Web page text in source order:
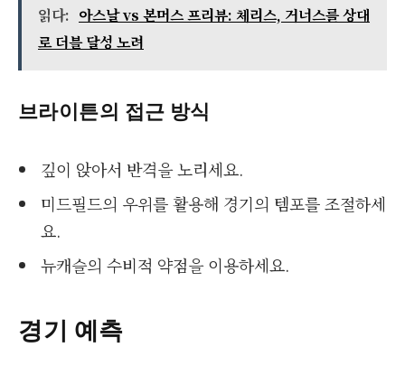
읽다: 아스날 vs 본머스 프리뷰: 체리스, 거너스를 상대
로 더블 달성 노려
브라이튼의 접근 방식
깊이 앉아서 반격을 노리세요.
미드필드의 우위를 활용해 경기의 템포를 조절하세
요.
뉴캐슬의 수비적 약점을 이용하세요.
경기 예측